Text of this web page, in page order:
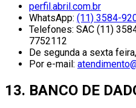
perfil.abril.com.br
WhatsApp: (11) 3584-
Telefones: SAC (11)
7752112
De segunda a sexta
Por e-mail:
13. BANCO DE